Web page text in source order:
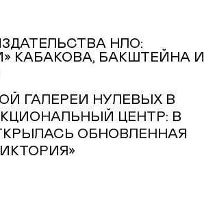
НЛО:
КАБАКОВА, БАКШТЕЙНА И